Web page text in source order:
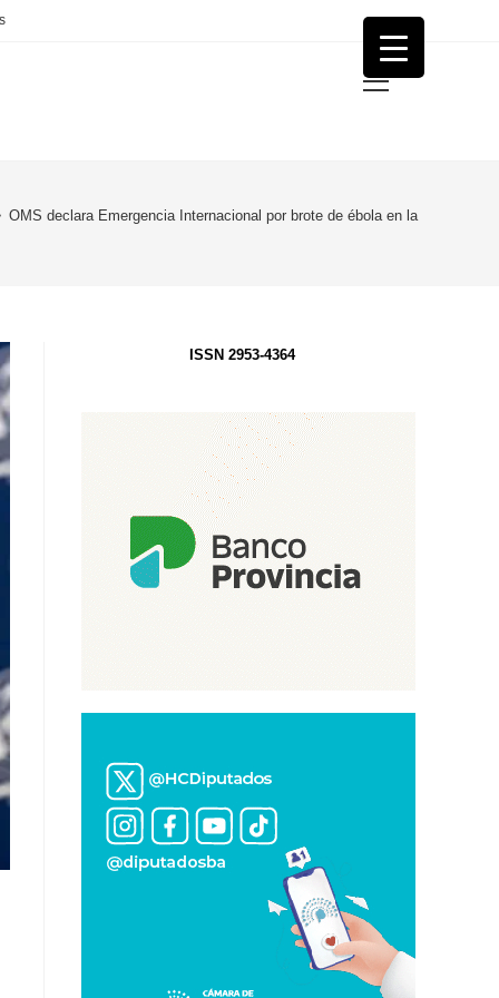
Menú
OMS declara Emergencia Internacional por brote de ébola en la RDC y
ISSN 2953-4364